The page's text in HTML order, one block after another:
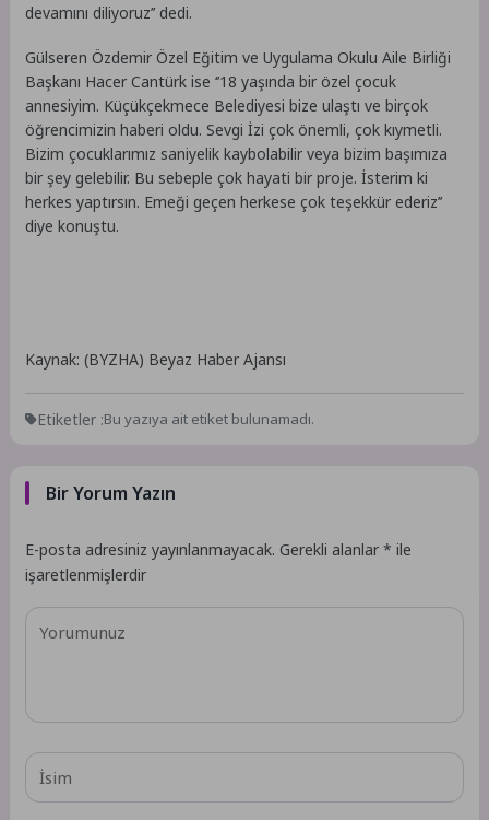
devamını diliyoruz’’ dedi.
Gülseren Özdemir Özel Eğitim ve Uygulama Okulu Aile Birliği
Başkanı Hacer Cantürk ise ‘’18 yaşında bir özel çocuk
annesiyim. Küçükçekmece Belediyesi bize ulaştı ve birçok
öğrencimizin haberi oldu. Sevgi İzi çok önemli, çok kıymetli.
Bizim çocuklarımız saniyelik kaybolabilir veya bizim başımıza
bir şey gelebilir. Bu sebeple çok hayati bir proje. İsterim ki
herkes yaptırsın. Emeği geçen herkese çok teşekkür ederiz’’
diye konuştu.
Kaynak: (BYZHA) Beyaz Haber Ajansı
Etiketler :Bu yazıya ait etiket bulunamadı.
Bir Yorum Yazın
E-posta adresiniz yayınlanmayacak. Gerekli alanlar* ile
işaretlenmişlerdir